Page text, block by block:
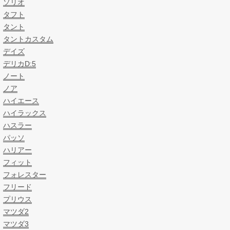
ソリオ
タフト
タント
タントカスタム
デイズ
デリカD:5
ノート
ノア
ハイエース
ハイラックス
ハスラー
パッソ
ハリアー
フィット
フォレスター
フリード
プリウス
マツダ2
マツダ3